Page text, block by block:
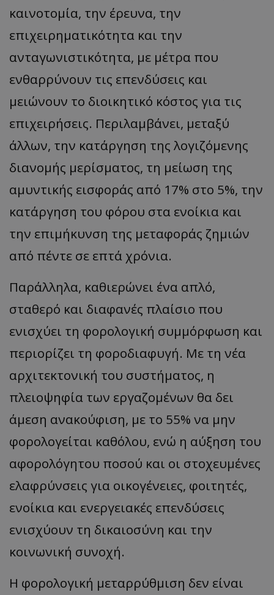
καινοτομία, την έρευνα, την
επιχειρηματικότητα και την
ανταγωνιστικότητα, με μέτρα που
ενθαρρύνουν τις επενδύσεις και
μειώνουν το διοικητικό κόστος για τις
επιχειρήσεις. Περιλαμβάνει, μεταξύ
άλλων, την κατάργηση της λογιζόμενης
διανομής μερίσματος, τη μείωση της
αμυντικής εισφοράς από 17% στο 5%, την
κατάργηση του φόρου στα ενοίκια και
την επιμήκυνση της μεταφοράς ζημιών
από πέντε σε επτά χρόνια.
Παράλληλα, καθιερώνει ένα απλό,
σταθερό και διαφανές πλαίσιο που
ενισχύει τη φορολογική συμμόρφωση και
περιορίζει τη φοροδιαφυγή. Με τη νέα
αρχιτεκτονική του συστήματος, η
πλειοψηφία των εργαζομένων θα δει
άμεση ανακούφιση, με το 55% να μην
φορολογείται καθόλου, ενώ η αύξηση του
αφορολόγητου ποσού και οι στοχευμένες
ελαφρύνσεις για οικογένειες, φοιτητές,
ενοίκια και ενεργειακές επενδύσεις
ενισχύουν τη δικαιοσύνη και την
κοινωνική συνοχή.
Η φορολογική μεταρρύθμιση δεν είναι